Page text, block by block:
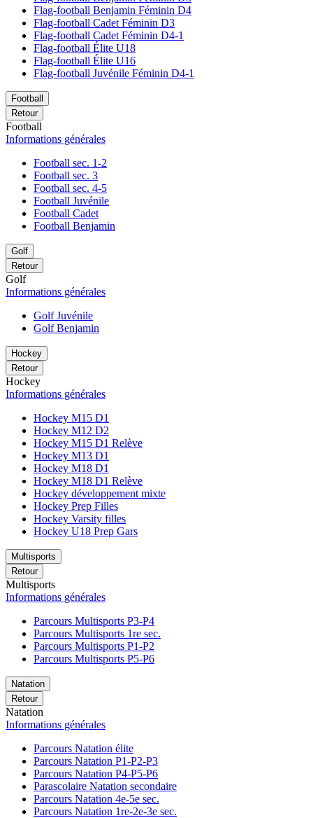
Flag-football Benjamin Féminin D4
Flag-football Cadet Féminin D3
Flag-football Cadet Féminin D4-1
Flag-football Élite U18
Flag-football Élite U16
Flag-football Juvénile Féminin D4-1
Football
Retour
Football
Informations générales
Football sec. 1-2
Football sec. 3
Football sec. 4-5
Football Juvénile
Football Cadet
Football Benjamin
Golf
Retour
Golf
Informations générales
Golf Juvénile
Golf Benjamin
Hockey
Retour
Hockey
Informations générales
Hockey M15 D1
Hockey M12 D2
Hockey M15 D1 Relève
Hockey M13 D1
Hockey M18 D1
Hockey M18 D1 Relève
Hockey développement mixte
Hockey Prep Filles
Hockey Varsity filles
Hockey U18 Prep Gars
Multisports
Retour
Multisports
Informations générales
Parcours Multisports P3-P4
Parcours Multisports 1re sec.
Parcours Multisports P1-P2
Parcours Multisports P5-P6
Natation
Retour
Natation
Informations générales
Parcours Natation élite
Parcours Natation P1-P2-P3
Parcours Natation P4-P5-P6
Parascolaire Natation secondaire
Parcours Natation 4e-5e sec.
Parcours Natation 1re-2e-3e sec.